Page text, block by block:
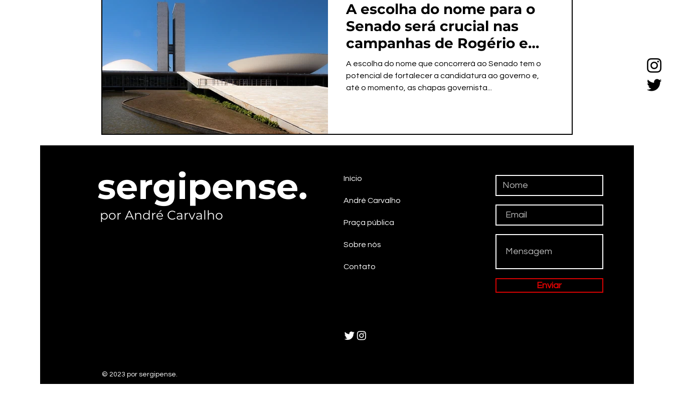
A escolha do nome para o
Senado será crucial nas
campanhas de Rogério e
Mitidieri
A escolha do nome que concorrerá ao Senado tem o
potencial de fortalecer a candidatura ao governo e,
até o momento, as chapas governista...
sergipense.
por André Carvalho
Início
André Carvalho
Praça pública
Sobre nós
Contato
Enviar
© 2023 por sergipense.